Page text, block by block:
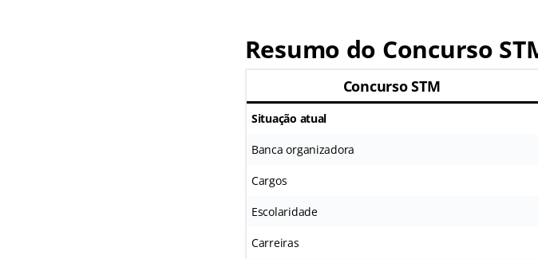
Resumo do Concurso
Concurso STM
Situação atual
Banca organizadora
Cargos
Escolaridade
Carreiras